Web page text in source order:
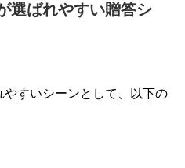
選ばれやすい贈答シ
すいシーンとして、以下の